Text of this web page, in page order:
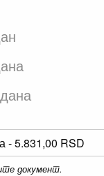
документ.